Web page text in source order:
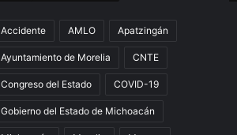
Accidente AMLO Apatzingán
Ayuntamiento de Morelia CNTE
Congreso del Estado COVID-19
Gobierno del Estado de Michoacán